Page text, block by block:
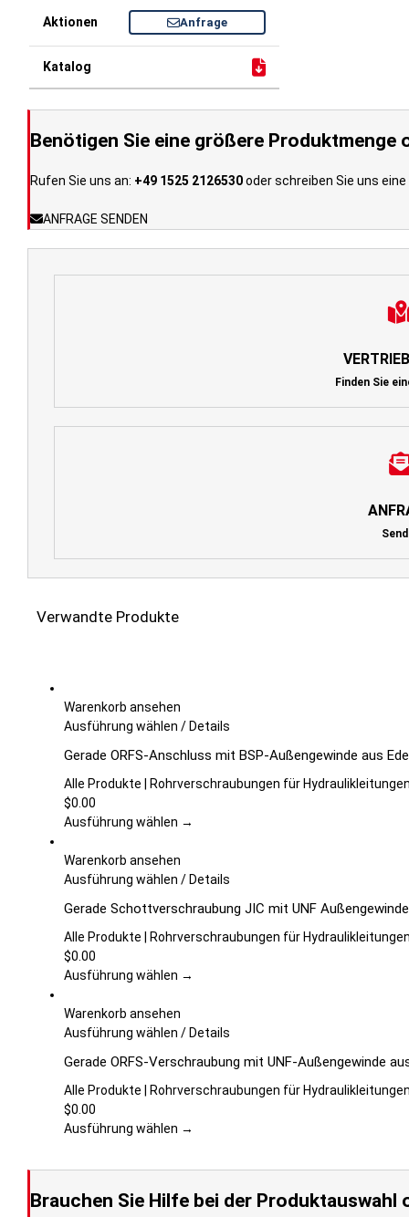
Anfrage
Benötigen Sie eine größere Produktmenge
Rufen Sie uns an: +49 1525 2126530oder schreiben Sie uns eine
ANFRAGE SENDEN
Finden Sie
Verwandte Produkte
Warenkorb ansehen
Ausführung wählen Dieses
weist
mehrere
auf.
Optionen
können
der
Produktseite
werden
/Details
Gerade ORFS-Anschluss mit BSP-Außengewinde aus
Alle Produkte | Rohrverschraubungen für
$0.00
Ausführung wählen →
Warenkorb ansehen
Ausführung wählen Dieses
weist
mehrere
auf.
Optionen
können
der
Produktseite
werden
/Details
Gerade Schottverschraubung JIC mit UNF
Alle Produkte | Rohrverschraubungen für
$0.00
Ausführung wählen →
Warenkorb ansehen
Ausführung wählen Dieses
weist
mehrere
auf.
auf
/Details
Gerade ORFS-Verschraubung mit UNF-Außengewinde
Alle Produkte | Rohrverschraubungen für
$0.00
Ausführung wählen →
Brauchen Sie Hilfe bei der